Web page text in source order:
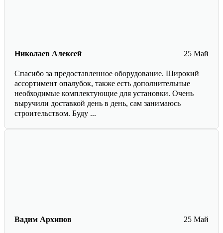
25 Май
Николаев Алексей
Спасибо за предоставленное оборудование. Широкий
ассортимент опалубок, также есть дополнительные
необходимые комплектующие для установки. Очень
выручили доставкой день в день, сам занимаюсь
строительством. Буду ...
25 Май
Вадим Архипов